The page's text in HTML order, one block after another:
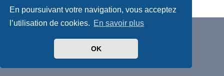
En poursuivant votre navigation, vous acceptez
l’utilisation de cookies. En savoir plus
OK
Confidentialité|Conditions